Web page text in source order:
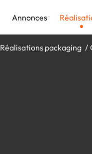
Annonces
Réalisations packaging